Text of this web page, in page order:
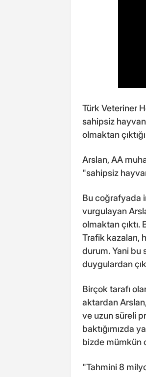
Türk Veteriner
sahipsiz
olmaktan
Arslan, AA
"sahipsiz
Bu coğrafyada
vurgulayan
olmaktan
Trafik kazaları,
durum. Yani bu
duygulardan
Birçok tarafı
aktardan
ve uzun süreli
baktığımızda
bizde mümkün
"Tahmini 8